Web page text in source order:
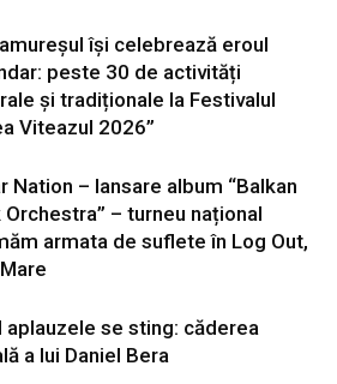
își celebrează eroul
peste 30 de activități
și tradiționale la Festivalul
Viteazul 2026”
Nation – lansare album “Balkan
Orchestra” – turneu național
armata de suflete în Log Out,
aplauzele se sting: căderea
a lui Daniel Bera